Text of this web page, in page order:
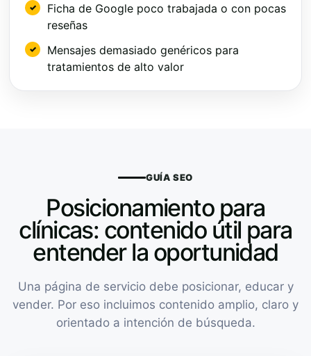
Ficha de Google poco trabajada o con pocas
reseñas
Mensajes demasiado genéricos para
tratamientos de alto valor
GUÍA SEO
Posicionamiento para
clínicas: contenido útil para
entender la oportunidad
Una página de servicio debe posicionar, educar y
vender. Por eso incluimos contenido amplio, claro y
orientado a intención de búsqueda.